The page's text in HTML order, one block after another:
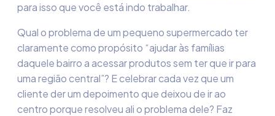
para isso que você está indo trabalhar.
Qual o problema de um pequeno supermercado ter
claramente como propósito “ajudar às famílias
daquele bairro a acessar produtos sem ter que ir para
uma região central”? E celebrar cada vez que um
cliente der um depoimento que deixou de ir ao
centro porque resolveu ali o problema dele? Faz